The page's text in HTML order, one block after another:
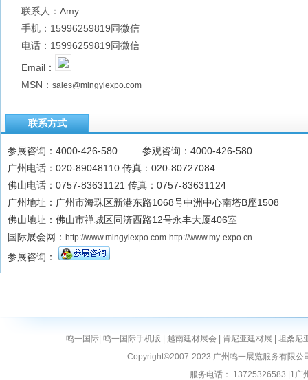
联系人：Amy
手机：15996259819同微信
电话：15996259819同微信
Email：
MSN： sales@mingyiexpo.com
联系方式
参展咨询：4000-426-580 参观咨询：4000-426-580
广州电话：020-89048110 传真：020-80727084
佛山电话：0757-83631121 传真：0757-83631124
广州地址：广州市海珠区新港东路1068号中洲中心南塔B座1508
佛山地址：佛山市禅城区同济西路12号永丰大厦406室
国际展会网： http://www.mingyiexpo.com http://www.my-expo.cn
参展咨询：
鸣一国际| 鸣一国际手机版 越南建材展会| 肯尼亚建材展
坦桑尼
Copyright©2007-2023 广州鸣一展览服务有限公
服务电话： 13725326583 |1广